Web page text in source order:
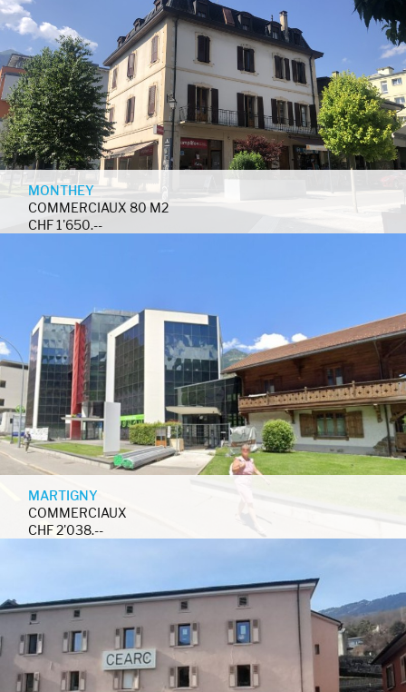
MONTHEY
COMMERCIAUX 80 M2
CHF 1'650.--
MARTIGNY
COMMERCIAUX
CHF 2'038.--